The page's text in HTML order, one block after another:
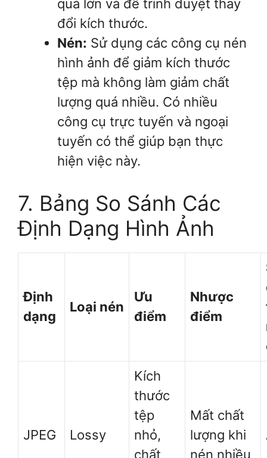
quá lớn và để trình duyệt thay
đổi kích thước.
Nén: Sử dụng các công cụ nén
hình ảnh để giảm kích thước
tệp mà không làm giảm chất
lượng quá nhiều. Có nhiều
công cụ trực tuyến và ngoại
tuyến có thể giúp bạn thực
hiện việc này.
7. Bảng So Sánh Các
Định Dạng Hình Ảnh
Định
dạng
Loại nén
Ưu
điểm
Nhược
điểm
JPEG Lossy
Kích
thước
tệp
nhỏ,
chất
Mất chất
lượng khi
nén nhiều